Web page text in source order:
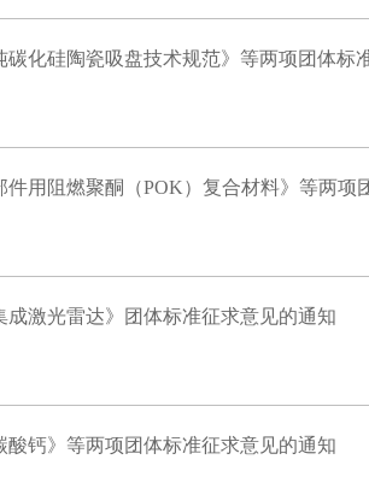
化硅陶瓷吸盘技术规范》等两项团体标
用阻燃聚酮（POK）复合材料》等两项
激光雷达》团体标准征求意见的通知
钙》等两项团体标准征求意见的通知